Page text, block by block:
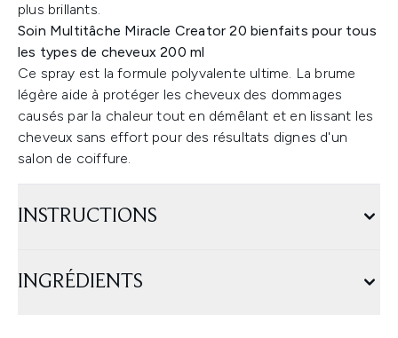
plus brillants.
Soin Multitâche Miracle Creator 20 bienfaits pour tous
les types de cheveux 200 ml
Ce spray est la formule polyvalente ultime. La brume
légère aide à protéger les cheveux des dommages
causés par la chaleur tout en démêlant et en lissant les
cheveux sans effort pour des résultats dignes d'un
salon de coiffure.
INSTRUCTIONS
INGRÉDIENTS